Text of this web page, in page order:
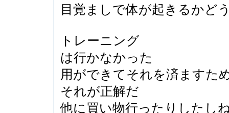
目覚ましで体が起きるかど
トレーニング
は行かなかった
用ができてそれを済ますた
それが正解だ
他に買い物行ったりしたし